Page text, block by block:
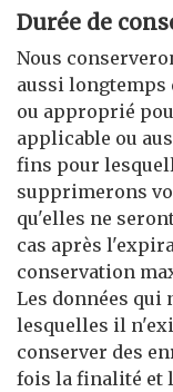
Durée de
Nous
aussi longtemps
ou approprié
applicable ou
fins pour
supprimerons
qu'elles ne
cas après
conservation
Les données qui
lesquelles il
conserver des
fois la finalité et